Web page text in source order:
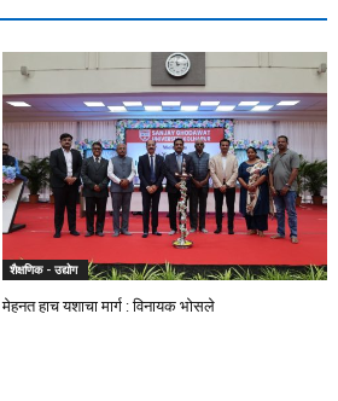
शैक्षणिक - उद्योग
मेहनत हाच यशाचा मार्ग : विनायक भोसले